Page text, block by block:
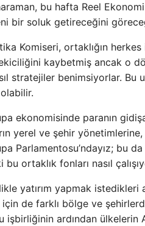
bu hafta Reel
bir soluk getireceğini
Komiseri, ortaklığın
kaybetmiş ancak o
stratejiler benimsiyorlar. Bu
ekonomisinde paranın
yerel ve şehir
Parlamentosu’ndayız; bu
ortaklık fonları nasıl
yatırım yapmak istedikleri
için de farklı bölge ve
işbirliğinin ardından ülkelerin